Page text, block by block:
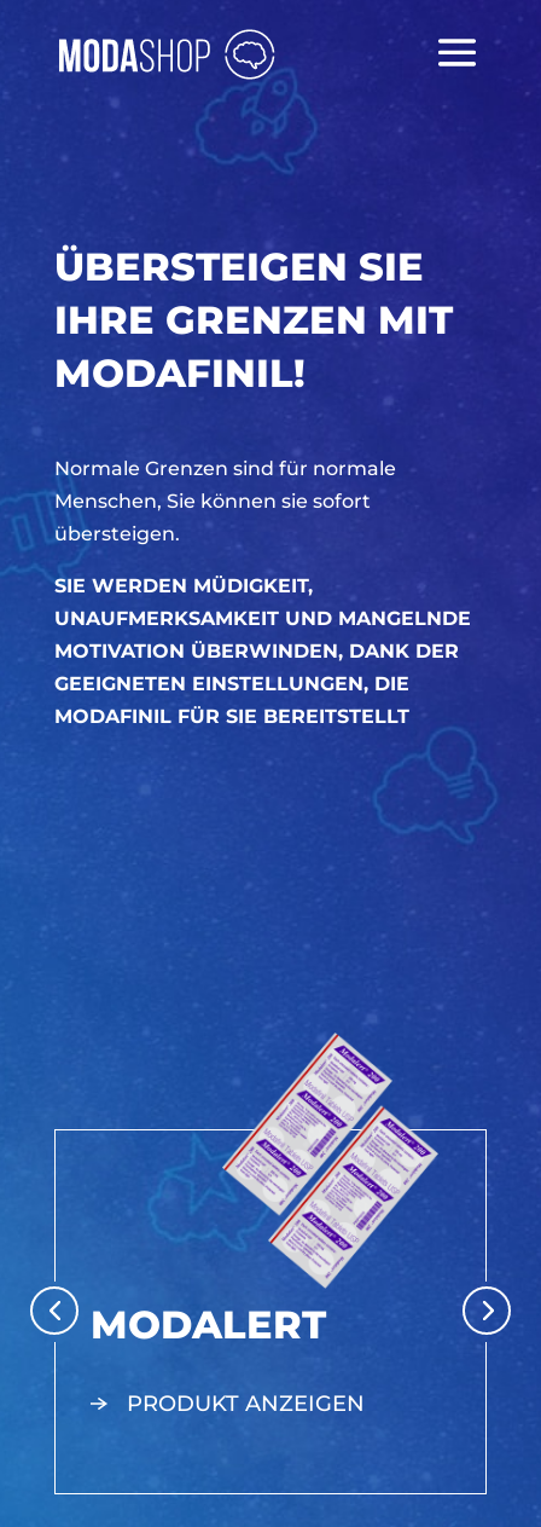
ÜBERSTEIGEN SIE
IHRE GRENZEN MIT
MODAFINIL!
Normale Grenzen sind für normale
Menschen, Sie können sie sofort
übersteigen.
SIE WERDEN MÜDIGKEIT,
UNAUFMERKSAMKEIT UND MANGELNDE
MOTIVATION ÜBERWINDEN, DANK DER
GEEIGNETEN EINSTELLUNGEN, DIE
MODAFINIL FÜR SIE BEREITSTELLT
MODALERT
PRODUKT ANZEIGEN